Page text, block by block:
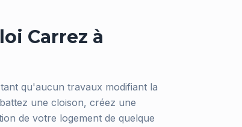
Carrez à
qu'aucun travaux modifiant la
une cloison, créez une
de votre logement de quelque